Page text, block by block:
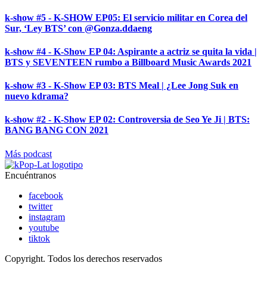
k-show #5 - K-SHOW EP05: El servicio militar en Corea del
Sur, ‘Ley BTS’ con @Gonza.ddaeng
k-show #4 - K-Show EP 04: Aspirante a actriz se quita la vida |
BTS y SEVENTEEN rumbo a Billboard Music Awards 2021
k-show #3 - K-Show EP 03: BTS Meal | ¿Lee Jong Suk en
nuevo kdrama?
k-show #2 - K-Show EP 02: Controversia de Seo Ye Ji | BTS:
BANG BANG CON 2021
Más podcast
Encuéntranos
facebook
twitter
instagram
youtube
tiktok
Copyright. Todos los derechos reservados